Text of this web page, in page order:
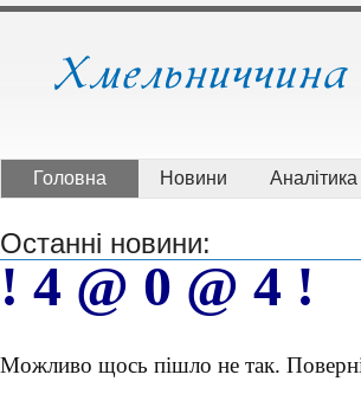
Головна Новини Аналітика
Останні новини:
! 4 @ 0 @ 4 !
Можливо щось пішло не так.